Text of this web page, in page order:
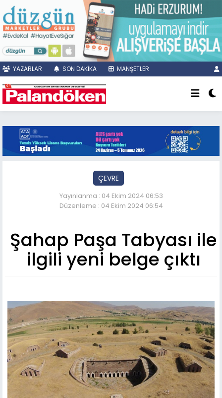
YAZARLAR SON DAKİKA MANŞETLER
ÇEVRE
Yayınlanma : 04 Ekim 2024 06:53
Düzenleme : 04 Ekim 2024 06:54
Şahap Paşa Tabyası ile
ilgili yeni belge çıktı